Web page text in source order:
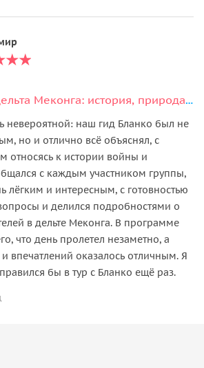
Туннели Кути и дельта Меконга: история, природа и кокосовая деревня
невероятной: наш гид Бланко был не
но и отлично всё объяснял, с
относясь к истории войны и
с каждым участником группы,
лёгким и интересным, с готовностью
и делился подробностями о
в дельте Меконга. В программе
что день пролетел незаметно, а
впечатлений оказалось отличным. Я
бы в тур с Бланко ещё раз.